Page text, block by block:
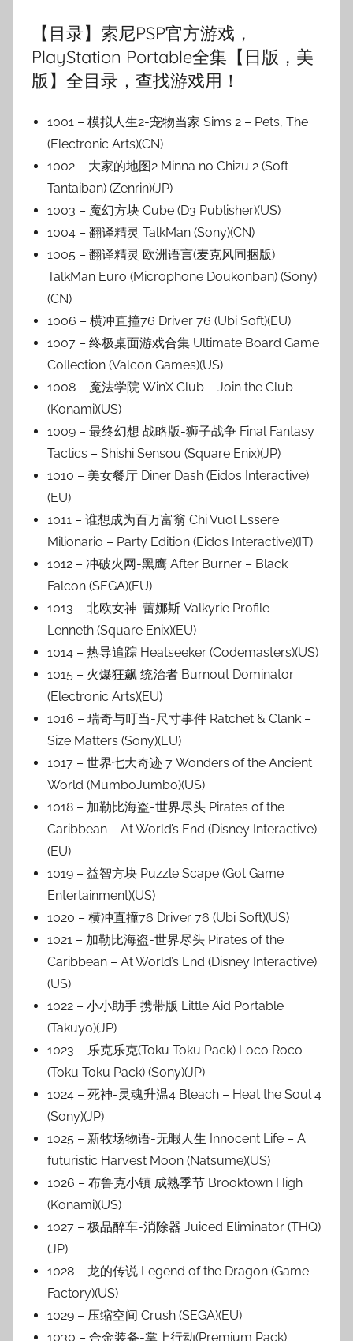
【目录】索尼PSP官方游戏，
PlayStation Portable全集【日版，美
版】全目录，查找游戏用！
1001 – 模拟人生2-宠物当家 Sims 2 – Pets, The
(Electronic Arts)(CN)
1002 – 大家的地图2 Minna no Chizu 2 (Soft
Tantaiban) (Zenrin)(JP)
1003 – 魔幻方块 Cube (D3 Publisher)(US)
1004 – 翻译精灵 TalkMan (Sony)(CN)
1005 – 翻译精灵 欧洲语言(麦克风同捆版)
TalkMan Euro (Microphone Doukonban) (Sony)
(CN)
1006 – 横冲直撞76 Driver 76 (Ubi Soft)(EU)
1007 – 终极桌面游戏合集 Ultimate Board Game
Collection (Valcon Games)(US)
1008 – 魔法学院 WinX Club – Join the Club
(Konami)(US)
1009 – 最终幻想 战略版-狮子战争 Final Fantasy
Tactics – Shishi Sensou (Square Enix)(JP)
1010 – 美女餐厅 Diner Dash (Eidos Interactive)
(EU)
1011 – 谁想成为百万富翁 Chi Vuol Essere
Milionario – Party Edition (Eidos Interactive)(IT)
1012 – 冲破火网-黑鹰 After Burner – Black
Falcon (SEGA)(EU)
1013 – 北欧女神-蕾娜斯 Valkyrie Profile –
Lenneth (Square Enix)(EU)
1014 – 热导追踪 Heatseeker (Codemasters)(US)
1015 – 火爆狂飙 统治者 Burnout Dominator
(Electronic Arts)(EU)
1016 – 瑞奇与叮当-尺寸事件 Ratchet & Clank –
Size Matters (Sony)(EU)
1017 – 世界七大奇迹 7 Wonders of the Ancient
World (MumboJumbo)(US)
1018 – 加勒比海盗-世界尽头 Pirates of the
Caribbean – At World’s End (Disney Interactive)
(EU)
1019 – 益智方块 Puzzle Scape (Got Game
Entertainment)(US)
1020 – 横冲直撞76 Driver 76 (Ubi Soft)(US)
1021 – 加勒比海盗-世界尽头 Pirates of the
Caribbean – At World’s End (Disney Interactive)
(US)
1022 – 小小助手 携带版 Little Aid Portable
(Takuyo)(JP)
1023 – 乐克乐克(Toku Toku Pack) Loco Roco
(Toku Toku Pack) (Sony)(JP)
1024 – 死神-灵魂升温4 Bleach – Heat the Soul 4
(Sony)(JP)
1025 – 新牧场物语-无暇人生 Innocent Life – A
futuristic Harvest Moon (Natsume)(US)
1026 – 布鲁克小镇 成熟季节 Brooktown High
(Konami)(US)
1027 – 极品醉车-消除器 Juiced Eliminator (THQ)
(JP)
1028 – 龙的传说 Legend of the Dragon (Game
Factory)(US)
1029 – 压缩空间 Crush (SEGA)(EU)
1030 – 合金装备-掌上行动(Premium Pack)